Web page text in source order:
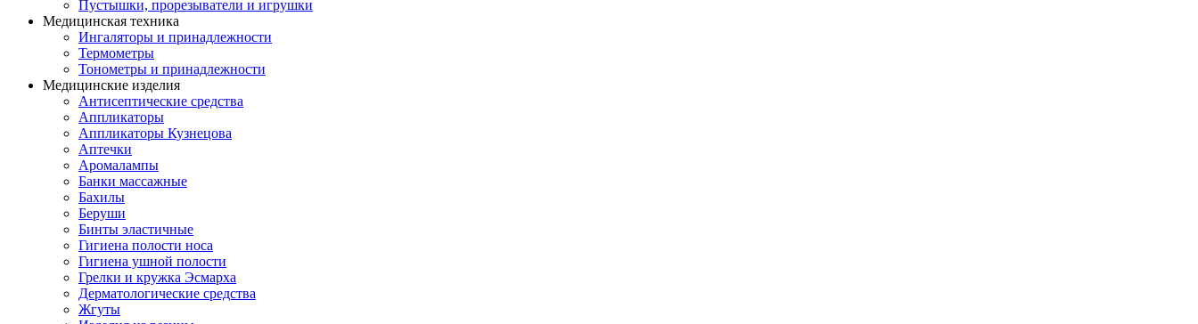
Пустышки, прорезыватели и игрушки
Медицинская техника
Ингаляторы и принадлежности
Термометры
Тонометры и принадлежности
Медицинские изделия
Антисептические средства
Аппликаторы
Аппликаторы Кузнецова
Аптечки
Аромалампы
Банки массажные
Бахилы
Беруши
Бинты эластичные
Гигиена полости носа
Гигиена ушной полости
Грелки и кружка Эсмарха
Дерматологические средства
Жгуты